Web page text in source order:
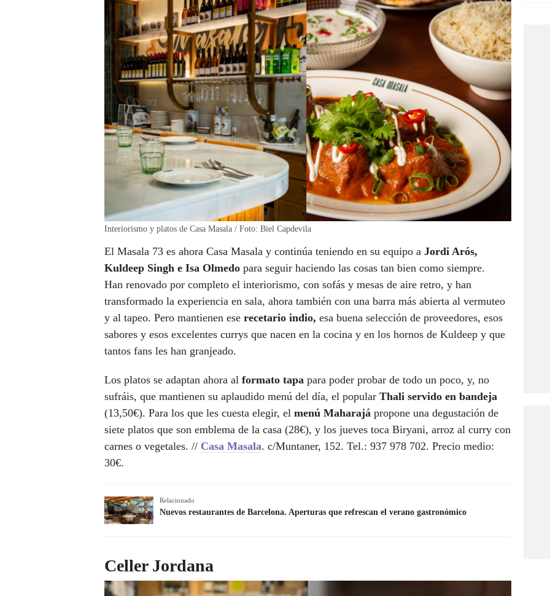
Interiorismo y platos de Casa Masala / Foto: Biel Capdevila
El Masala 73 es ahora Casa Masala y continúa teniendo en su equipo a Jordi Arós,
Kuldeep Singh e Isa Olmedo para seguir haciendo las cosas tan bien como siempre.
Han renovado por completo el interiorismo, con sofás y mesas de aire retro, y han
transformado la experiencia en sala, ahora también con una barra más abierta al vermuteo
y al tapeo. Pero mantienen ese recetario indio, esa buena selección de proveedores, esos
sabores y esos excelentes currys que nacen en la cocina y en los hornos de Kuldeep y que
tantos fans les han granjeado.
Los platos se adaptan ahora al formato tapa para poder probar de todo un poco, y, no
sufráis, que mantienen su aplaudido menú del día, el popular Thali servido en bandeja
(13,50€). Para los que les cuesta elegir, el menú Maharajá propone una degustación de
siete platos que son emblema de la casa (28€), y los jueves toca Biryani, arroz al curry con
carnes o vegetales. // Casa Masala. c/Muntaner, 152. Tel.: 937 978 702. Precio medio:
30€.
Relacionado
Nuevos restaurantes de Barcelona. Aperturas que refrescan el verano gastronómico
Celler Jordana